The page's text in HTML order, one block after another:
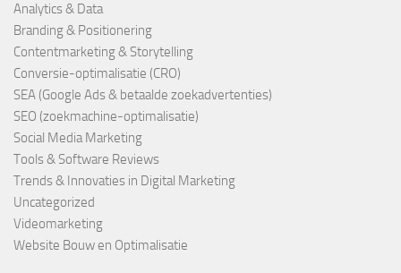
Analytics & Data
Branding & Positionering
Contentmarketing & Storytelling
Conversie-optimalisatie (CRO)
SEA (Google Ads & betaalde zoekadvertenties)
SEO (zoekmachine-optimalisatie)
Social Media Marketing
Tools & Software Reviews
Trends & Innovaties in Digital Marketing
Uncategorized
Videomarketing
Website Bouw en Optimalisatie